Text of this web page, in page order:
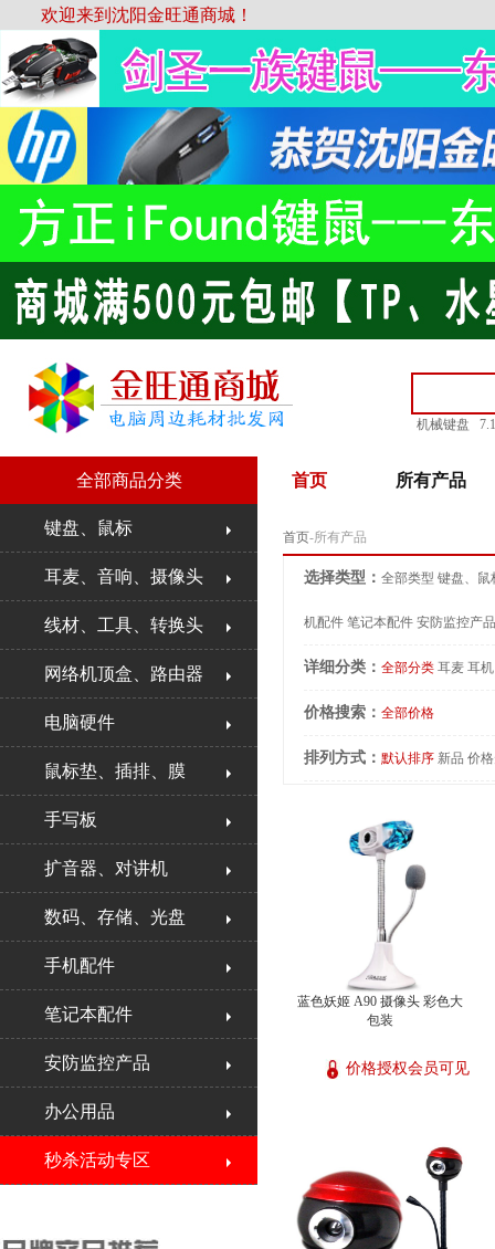
欢迎来到沈阳金旺通商城！
机械键盘
首页 所有产品
全部商品分类
键盘、鼠标
耳麦、音响、摄像头
线材、工具、转换头
网络机顶盒、路由器
电脑硬件
鼠标垫、插排、膜
手写板
扩音器、对讲机
数码、存储、光盘
手机配件
笔记本配件
安防监控产品
办公用品
秒杀活动专区
首页-所有产品
选择类型： 全部类型 键盘、鼠
机配件 笔记本配件 安防监控产品
详细分类： 全部分类 耳麦 耳机
价格搜索： 全部价格
排列方式： 默认排序 新品 价
蓝色妖姬 A90 摄像头 彩色大
包装
价格授权会员可见